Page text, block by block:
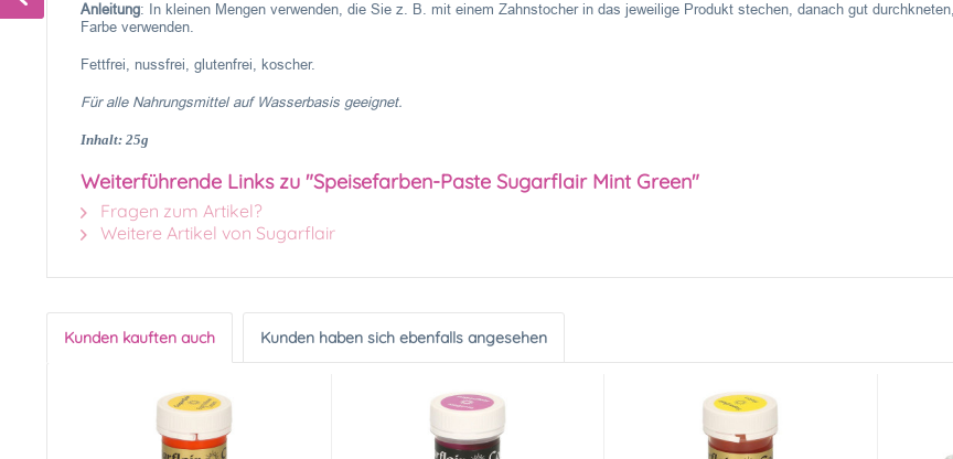
Anleitung: In kleinen Mengen verwenden, die Sie z. B. mit einem Zahnstocher in das jeweilige Produkt stechen, danach gut
Farbe verwenden.
Fettfrei, nussfrei, glutenfrei, koscher.
Für alle Nahrungsmittel auf Wasserbasis geeignet.
Inhalt: 25g
Weiterführende Links zu "Speisefarben-Paste Sugarflair Mint Green"
Fragen zum Artikel?
Weitere Artikel von Sugarflair
Kunden kauften auch Kunden haben sich ebenfalls angesehen